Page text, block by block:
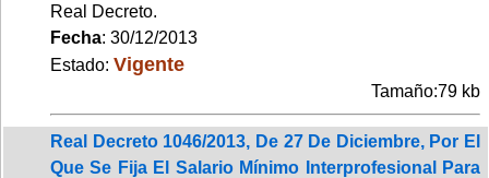
Real Decreto.
Fecha: 30/12/2013
Estado: Vigente
Tamaño:79 kb
Real Decreto 1046/2013, De 27 De Diciembre, Por El
Que Se Fija El Salario Mínimo Interprofesional Para